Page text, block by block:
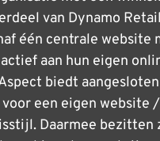
van Dynamo
één centrale website
aan hun eigen
biedt
een eigen website
Daarmee